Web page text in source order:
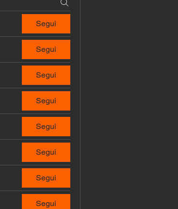
Segui
Segui
Segui
Segui
Segui
Segui
Segui
Segui